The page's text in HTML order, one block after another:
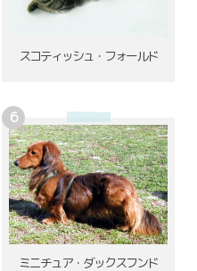
スコティッシュ・フォールド
ミニチュア・ダックスフンド